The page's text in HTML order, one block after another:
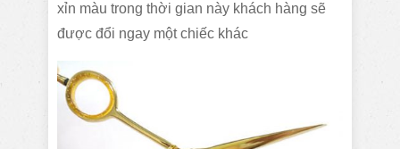
xỉn màu trong thời gian này khách hàng sẽ
được đổi ngay một chiếc khác